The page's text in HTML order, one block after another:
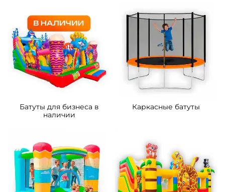
Батуты для бизнеса в
наличии
Каркасные батуты